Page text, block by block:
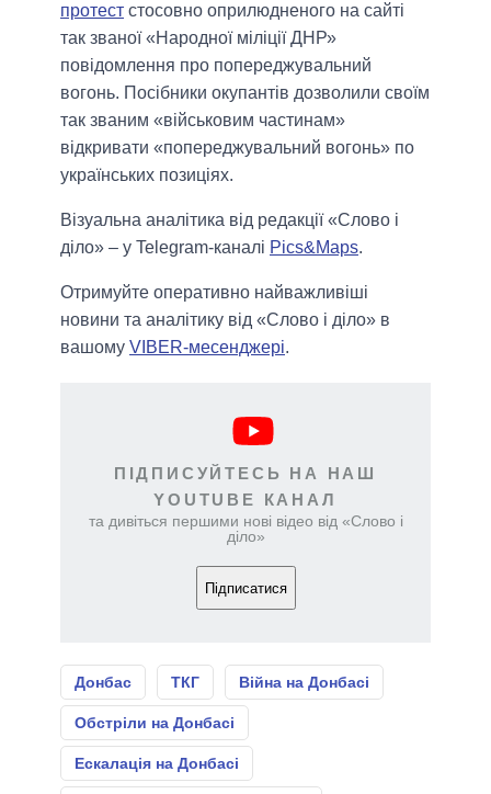
протест стосовно оприлюдненого на сайті
так званої «Народної міліції ДНР»
повідомлення про попереджувальний
вогонь. Посібники окупантів дозволили своїм
так званим «військовим частинам»
відкривати «попереджувальний вогонь» по
українських позиціях.
Візуальна аналітика від редакції «Слово і
діло» – у Telegram-каналі Pics&Maps.
Отримуйте оперативно найважливіші
новини та аналітику від «Слово і діло» в
вашому VIBER-месенджері.
ПІДПИСУЙТЕСЬ НА НАШ
YOUTUBE КАНАЛ
та дивіться першими нові відео від «Слово і
діло»
Підписатися
Донбас ТКГ Війна на Донбасі
Обстріли на Донбасі
Ескалація на Донбасі